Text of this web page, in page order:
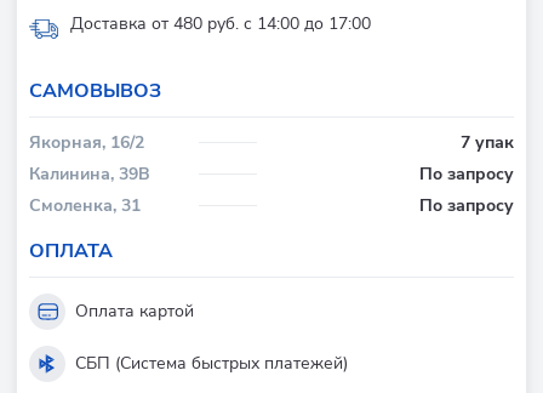
Доставка от 480 руб. с 14:00 до 17:00
CАМОВЫВОЗ
Якорная, 16/2
7 упак
Калинина, 39В
По запросу
Смоленка, 31
По запросу
ОПЛАТА
Оплата картой
СБП (Система быстрых платежей)